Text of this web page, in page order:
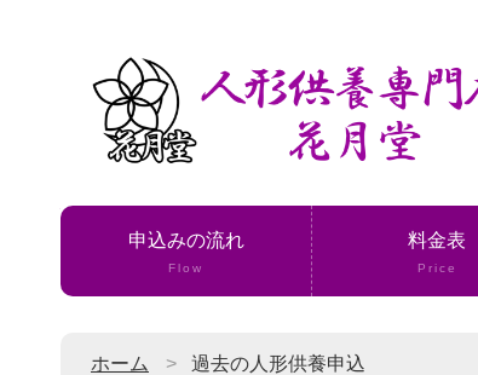
申込みの流れ
Flow
料金表
Price
ホーム 過去の人形供養申込